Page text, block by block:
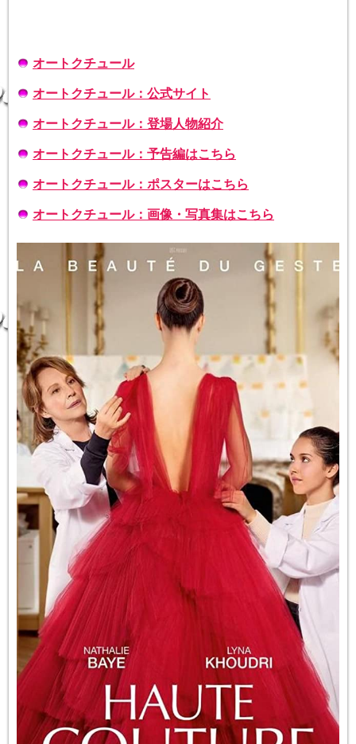
オートクチュール
オートクチュール：公式サイト
オートクチュール：登場人物紹介
オートクチュール：予告編はこちら
オートクチュール：ポスターはこちら
オートクチュール：画像・写真集はこちら